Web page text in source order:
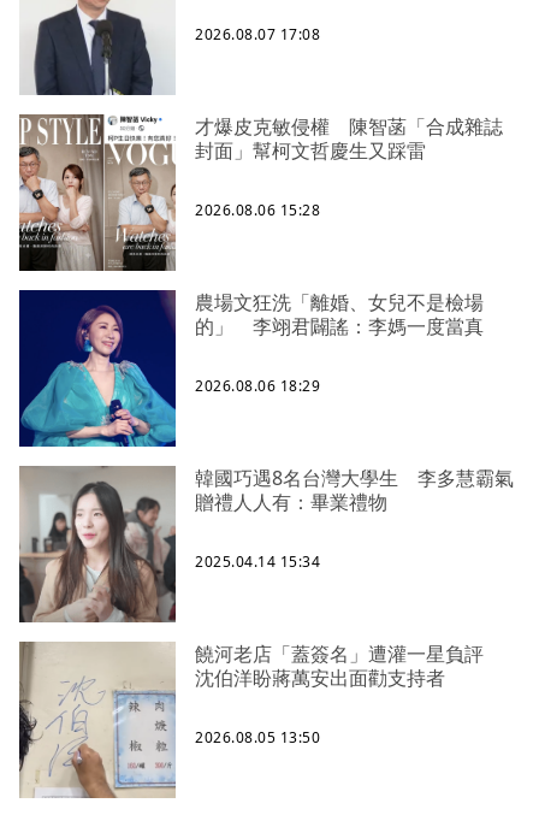
2026.08.07 17:08
才爆皮克敏侵權 陳智菡「合成雜誌
封面」幫柯文哲慶生又踩雷
2026.08.06 15:28
農場文狂洗「離婚、女兒不是檢場
的」 李翊君闢謠：李媽一度當真
2026.08.06 18:29
韓國巧遇8名台灣大學生 李多慧霸氣
贈禮人人有：畢業禮物
2025.04.14 15:34
饒河老店「蓋簽名」遭灌一星負評
沈伯洋盼蔣萬安出面勸支持者
2026.08.05 13:50